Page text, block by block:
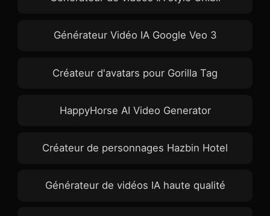
Générateur Vidéo IA Google Veo 3
Créateur d'avatars pour Gorilla Tag
HappyHorse AI Video Generator
Créateur de personnages Hazbin Hotel
Générateur de vidéos IA haute qualité